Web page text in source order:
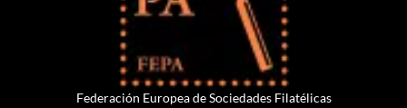
Federación Europea de Sociedades Filatélicas